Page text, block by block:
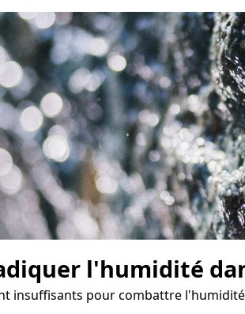
l'humidité
insuffisants pour combattre